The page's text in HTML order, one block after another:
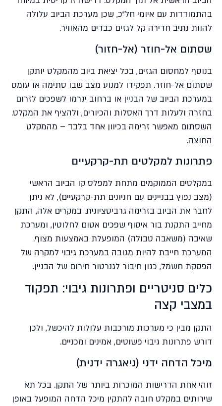
בהתמודדות עם איומי חל"כ, שכן מערכת הביוב עלולה
להוות נתיב חדירה קל לגזים כבדים מהאוויר.
שסתום אל-חוזר (אל-חזור)
בנוסף למחסום הגזים, בכל יציאת ביוב מהמקלט יותקן
שסתום אל-חוזר. תפקידו למנוע מצב שבו סתימה או עומס
במערכת הביוב של הבניין או ברחוב יגרמו לשפכים לזרום
בחזרה ולעלות דרך האסלות והכיורים, ולהציף את המקלט.
השסתום מאפשר זרימה בכיוון אחד בלבד – מהמקלט
החוצה.
פתרונות למקלטים תת-קרקעיים
במקלטים הממוקמים מתחת למפלס קו הביוב הראשי
(מצב נפוץ בבניינים עם חניונים תת-קרקעיים), לא ניתן
לחבר את הביוב בזרימה גרביטציונית. במקרים אלה, התקן
מחייב התקנת בור איסוף שפכים אטום לחלוטין, ומערכת
שאיבה (משאבה טבולה) המופעלת באמצעות מצוף.
המערכת חייבת להיות מגובה במערכת גיבוי למקרה של
הפסקת חשמל, כגון חיבור לגנרטור חירום של הבניין.
כלים סניטריים ופתרונות גיבוי: תפקוד
במצבי קצה
התקן מבין כי מערכות מורכבות עלולות להיכשל, ולכן
דורש פתרונות גיבוי פשוטים, אמינים ומכניים.
מיכל הדחה ידני (ניאגרה ידנית)
זוהי אחת הדרישות המוכרות ביותר של התקן. בכל תא
שירותים במקלט חובה להתקין מיכל הדחה המופעל באופן